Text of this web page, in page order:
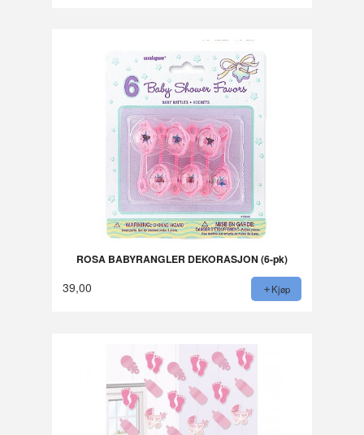
ROSA BABYRANGLER DEKORASJON (6-pk)
39,00 Kjøp